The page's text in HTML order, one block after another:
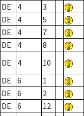
DE
4 3
DE
4 5
DE
4 7
DE
4 8
DE
4 10
DE
6 1
DE
6 2
DE
6 12